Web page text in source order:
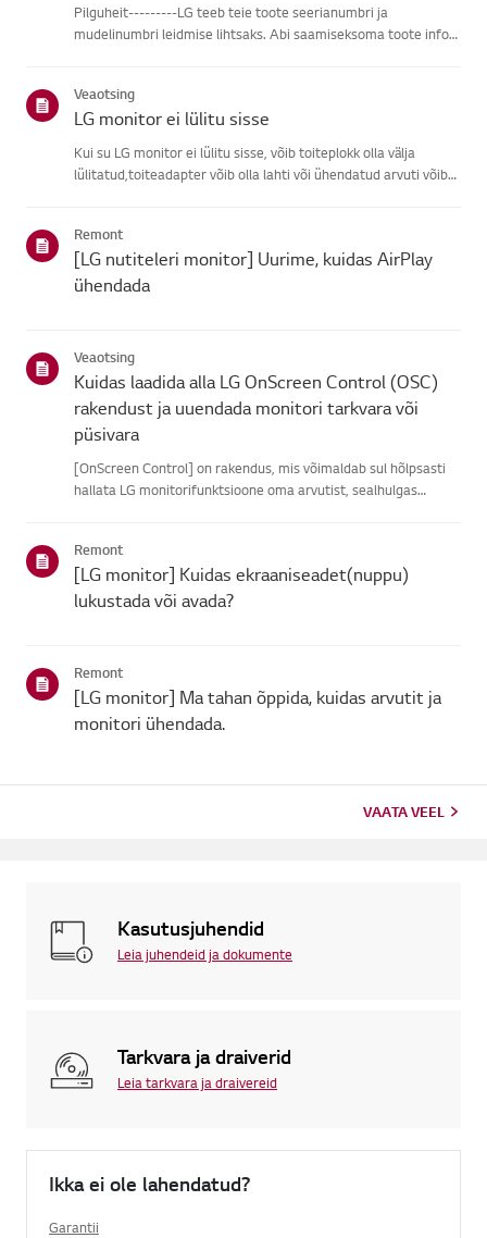
Pilguheit---------LG teeb teie toote seerianumbri ja
mudelinumbri leidmise lihtsaks. Abi saamiseksoma toote info
võiva...
Veaotsing
LG monitor ei lülitu sisse
Kui su LG monitor ei lülitu sisse, võib toiteplokk olla välja
lülitatud,toiteadapter võib olla lahti või ühendatud arvuti võib
ühenda ...
Remont
[LG nutiteleri monitor] Uurime, kuidas AirPlay
ühendada
Veaotsing
Kuidas laadida alla LG OnScreen Control (OSC)
rakendust ja uuendada monitori tarkvara või
püsivara
[OnScreen Control] on rakendus, mis võimaldab sul hõlpsasti
hallata LG monitorifunktsioone oma arvutist, sealhulgas
laadida ...
Remont
[LG monitor] Kuidas ekraaniseadet(nuppu)
lukustada või avada?
Remont
[LG monitor] Ma tahan õppida, kuidas arvutit ja
monitori ühendada.
VAATA VEEL
Kasutusjuhendid
Leia juhendeid ja dokumente
Tarkvara ja draiverid
Leia tarkvara ja draivereid
Ikka ei ole lahendatud?
Garantii